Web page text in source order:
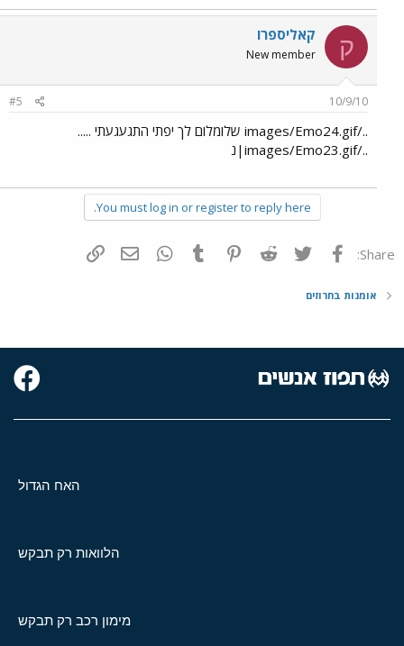
ק קאליספרו
New member
10/9/10
#5
../images/Emo24.gif שלומלום לך יפתי התגעגעתי .....
../images/Emo23.gif|נ
You must log in or register to reply here.
Share: פייסבוק Twitter
Reddit
Pinterest
Tumblr
WhatsAppדואר אלקטרוני
אומנות בחרוזים
האח הגדול
הלוואות רק תבקש
מימון רכב רק תבקש